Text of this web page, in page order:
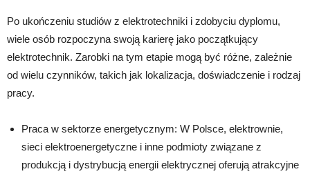
Po ukończeniu studiów z elektrotechniki i zdobyciu dyplomu,
wiele osób rozpoczyna swoją karierę jako początkujący
elektrotechnik. Zarobki na tym etapie mogą być różne, zależnie
od wielu czynników, takich jak lokalizacja, doświadczenie i rodzaj
pracy.
Praca w sektorze energetycznym: W Polsce, elektrownie,
sieci elektroenergetyczne i inne podmioty związane z
produkcją i dystrybucją energii elektrycznej oferują atrakcyjne